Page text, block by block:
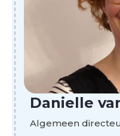
Danielle
Algemeen